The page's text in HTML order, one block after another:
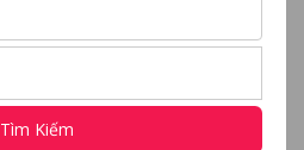
Tìm Kiếm